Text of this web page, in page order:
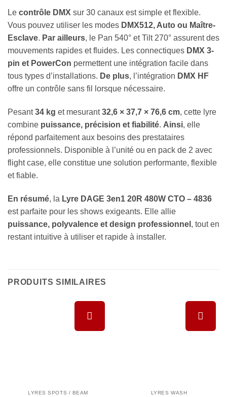
Le contrôle DMX sur 30 canaux est simple et flexible.
Vous pouvez utiliser les modes DMX512, Auto ou Maître-
Esclave. Par ailleurs, le Pan 540° et Tilt 270° assurent des
mouvements rapides et fluides. Les connectiques DMX 3-
pin et PowerCon permettent une intégration facile dans
tous types d’installations. De plus, l’intégration DMX HF
offre un contrôle sans fil lorsque nécessaire.
Pesant34 kg et mesurant32,6 × 37,7 × 76,6 cm, cette lyre
combine puissance, précision et fiabilité. Ainsi, elle
répond parfaitement aux besoins des prestataires
professionnels. Disponible à l’unité ou en pack de 2 avec
flight case, elle constitue une solution performante, flexible
et fiable.
En résumé, la Lyre DAGE 3en1 20R 480W CTO – 4836
est parfaite pour les shows exigeants. Elle allie
puissance, polyvalence et design professionnel , tout en
restant intuitive à utiliser et rapide à installer.
PRODUITS SIMILAIRES
LYRES SPOTS / BEAM LYRES WASH